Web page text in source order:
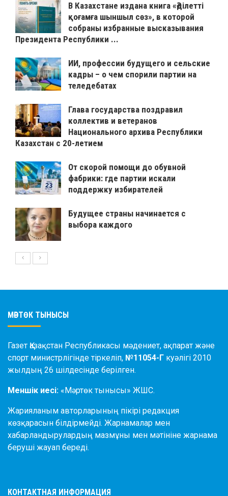
В Казахстане издана книга «Әділетті
қоғамға шыншыл сөз», в которой
собраны избранные высказывания
Президента Республики ...
ИИ, профессии будущего и сельские
кадры – о чем спорили партии на
теледебатах
Глава государства поздравил
коллектив и ветеранов
Национального архива Республики
Казахстан с 20-летием
От скорой помощи до обувной
фабрики: где партии искали
поддержку избирателей
Будущее страны начинается с
выбора каждого
МӘРТӨК ТЫНЫСЫ
Газет Қазақстан Республикасы мәдениет, ақпарат және
спорт министрлігінде тіркеліп, №11054-Г куәлігі 2010
жылдың 26 шілдесінде берілген.
Меншік иесі: «Мәртөк тынысы» ЖШС.
Жарияланым авторларының пікірі редакция
көзқарасын білдірмейді. Жарнамалар мен
хабарландырулардың мазмұны мен мәтініне жарнама
беруші жауап береді.
КОНТАКТНАЯ ИНФОРМАЦИЯ